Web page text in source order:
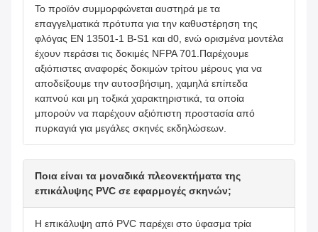
Το προϊόν συμμορφώνεται αυστηρά με τα
επαγγελματικά πρότυπα για την καθυστέρηση της
φλόγας EN 13501-1 B-S1 και d0, ενώ ορισμένα μοντέλα
έχουν περάσει τις δοκιμές NFPA 701.Παρέχουμε
αξιόπιστες αναφορές δοκιμών τρίτου μέρους για να
αποδείξουμε την αυτοσβήσιμη, χαμηλά επίπεδα
καπνού και μη τοξικά χαρακτηριστικά, τα οποία
μπορούν να παρέχουν αξιόπιστη προστασία από
πυρκαγιά για μεγάλες σκηνές εκδηλώσεων.
Ποια είναι τα μοναδικά πλεονεκτήματα της
επικάλυψης PVC σε εφαρμογές σκηνών;
Η επικάλυψη από PVC παρέχει στο ύφασμα τρία